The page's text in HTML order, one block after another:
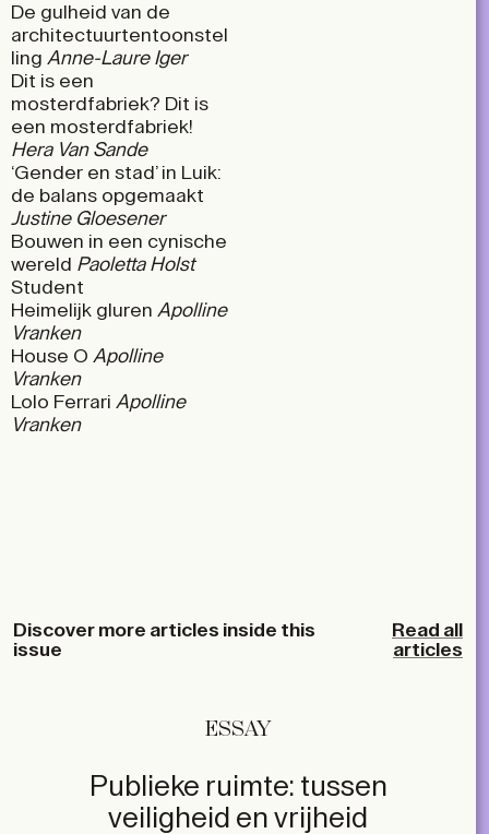
De gulheid van de
architectuurtentoonstel
ling Anne-Laure Iger
Dit is een
mosterdfabriek? Dit is
een mosterdfabriek!
Hera Van Sande
‘Gender en stad’ in Luik:
de balans opgemaakt
Justine Gloesener
Bouwen in een cynische
wereld Paoletta Holst
Student
Heimelijk gluren Apolline
Vranken
House O Apolline
Vranken
Lolo Ferrari Apolline
Vranken
Discover more articles inside this
issue
Read all
articles
ESSAY
Publieke ruimte: tussen
veiligheid en vrijheid